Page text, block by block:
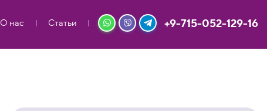
О нас Статьи +9-715-052-129-16